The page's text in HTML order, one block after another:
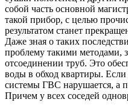
собой часть основной
такой прибор, с целью
результатом станет
Даже зная о таких
проблему такими методами,
отсоединении труб. Это
воды в обход квартиры. Если
системы ГВС нарушается, а
Причем у всех соседей